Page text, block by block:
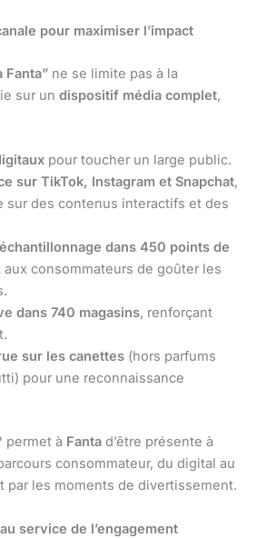
pour maximiser l’impact
Fanta” ne se limite pas à la
sur un dispositif média complet,
pour toucher un large public.
sur TikTok, Instagram et Snapchat,
sur des contenus interactifs et des
dans 450 points de
aux consommateurs de goûter les
dans 740 magasins, renforçant
sur les canettes (hors parfums
pour une reconnaissance
permet à Fanta d’être présente à
consommateur, du digital au
par les moments de divertissement.
service de l’engagement